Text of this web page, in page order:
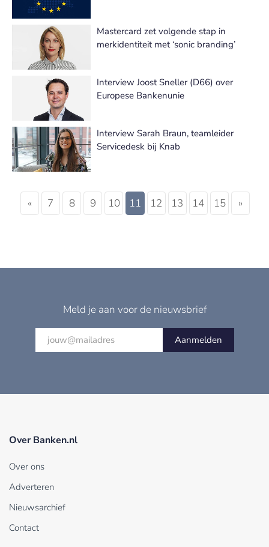
Mastercard zet volgende stap in
merkidentiteit met ‘sonic branding’
Interview Joost Sneller (D66) over
Europese Bankenunie
Interview Sarah Braun, teamleider
Servicedesk bij Knab
« 7 8 9 10 11 12 13 14 15 »
Meld je aan voor de nieuwsbrief
Aanmelden
Over Banken.nl
Over ons
Adverteren
Nieuwsarchief
Contact